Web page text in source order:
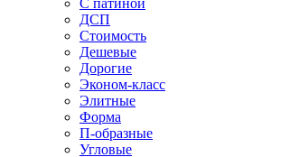
ДСП
Стоимость
Дешевые
Дорогие
Эконом-класс
Элитные
Форма
П-образные
Угловые